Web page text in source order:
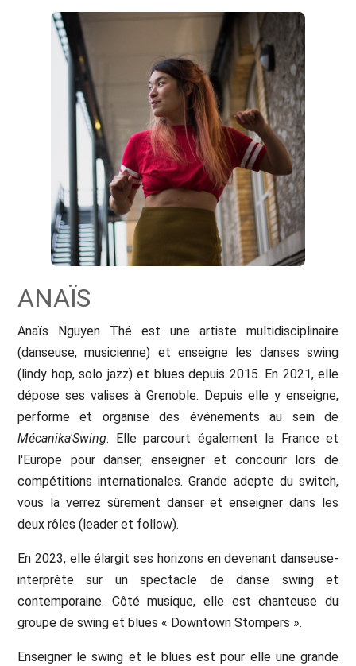
ANAÏS
Anaïs Nguyen Thé est une artiste multidisciplinaire
(danseuse, musicienne) et enseigne les danses swing
(lindy hop, solo jazz) et blues depuis 2015. En 2021, elle
dépose ses valises à Grenoble. Depuis elle y enseigne,
performe et organise des événements au sein de
Mécanika'Swing. Elle parcourt également la France et
l'Europe pour danser, enseigner et concourir lors de
compétitions internationales. Grande adepte du switch,
vous la verrez sûrement danser et enseigner dans les
deux rôles (leader et follow).
En 2023, elle élargit ses horizons en devenant danseuse-
interprète sur un spectacle de danse swing et
contemporaine. Côté musique, elle est chanteuse du
groupe de swing et blues « Downtown Stompers ».
Enseigner le swing et le blues est pour elle une grande